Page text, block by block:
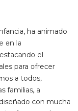
ha animado
en la
el
para ofrecer
a todos,
familias, a
con mucha